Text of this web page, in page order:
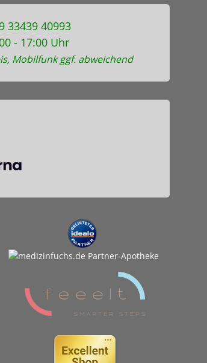
33439 40993
- 17:00 Uhr
Mobilfunk ggf. abweichend